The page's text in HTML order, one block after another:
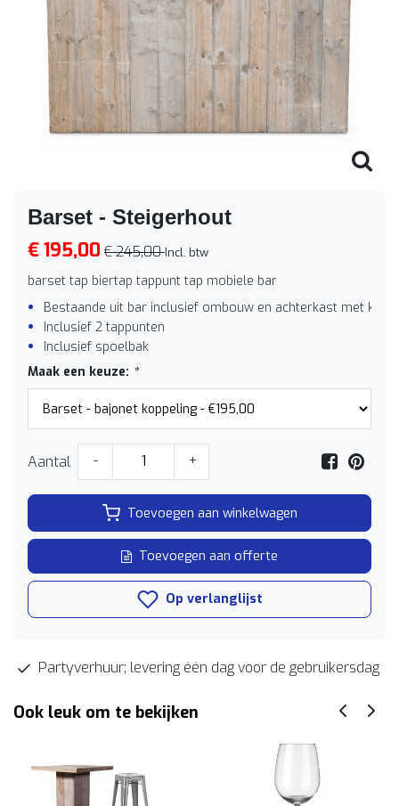
Barset - Steigerhout
€ 195,00€ 245,00Incl. btw
barset tap biertap tappunt tap mobiele bar
Bestaande uit bar inclusief ombouw en achterkast met
Inclusief 2 tappunten
Inclusief spoelbak
Maak een keuze: *
Aantal - +
Toevoegen aan winkelwagen
Toevoegen aan offerte
Op verlanglijst
Partyverhuur; levering één dag voor de gebruikersdag
Ook leuk om te bekijken